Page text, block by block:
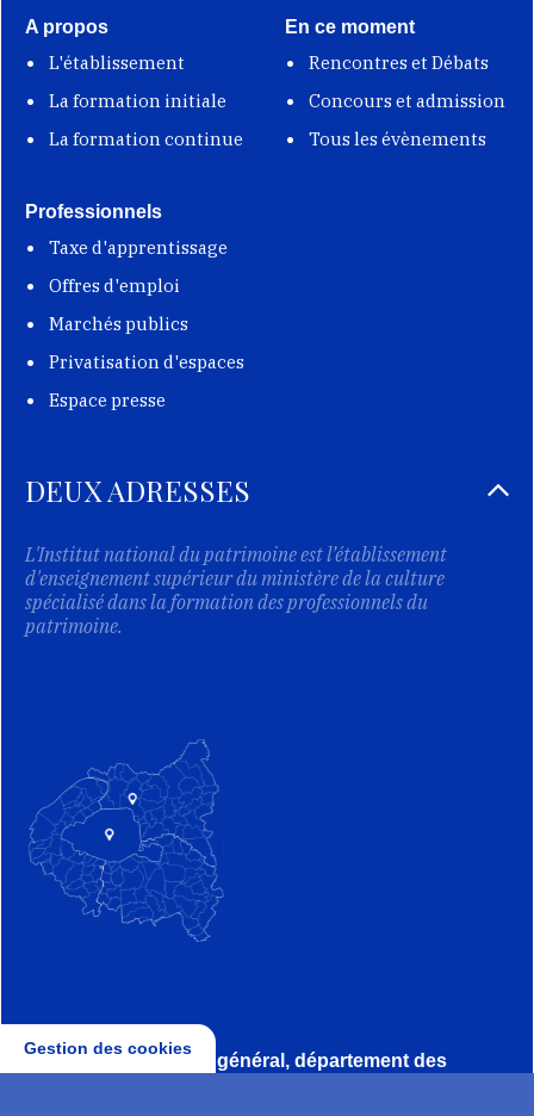
A propos
L'établissement
La formation initiale
La formation continue
En ce moment
Rencontres et Débats
Concours et admission
Tous les évènements
Professionnels
Taxe d'apprentissage
Offres d'emploi
Marchés publics
Privatisation d'espaces
Espace presse
DEUX ADRESSES
L'Institut national du patrimoine est l’établissement
d'enseignement supérieur du ministère de la culture
spécialisé dans la formation des professionnels du
patrimoine.
Direction, secrétariat général, département des
Gestion des cookies